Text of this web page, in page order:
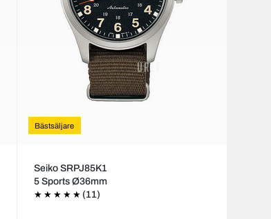
Bästsäljare
Seiko SRPJ85K1
5 Sports Ø36mm
(11)